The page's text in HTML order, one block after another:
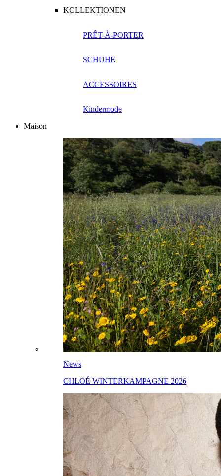
KOLLEKTIONEN
PRÊT-À-PORTER
SCHUHE
ACCESSOIRES
Kindermode
Maison
News
CHLOÉ WINTERKAMPAGNE 2026